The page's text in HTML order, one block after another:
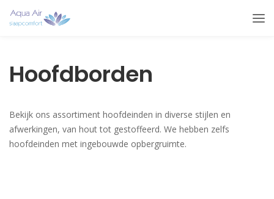
Hoofdborden
Bekijk ons assortiment hoofdeinden in diverse stijlen en
afwerkingen, van hout tot gestoffeerd. We hebben zelfs
hoofdeinden met ingebouwde opbergruimte.